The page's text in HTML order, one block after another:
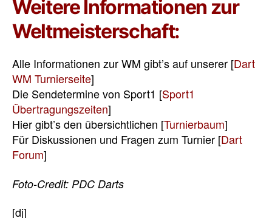
Weitere Informationen zur
Weltmeisterschaft:
Alle Informationen zur WM gibt’s auf unserer [Dart
WM Turnierseite]
Die Sendetermine von Sport1 [Sport1
Übertragungszeiten]
Hier gibt’s den übersichtlichen [Turnierbaum]
Für Diskussionen und Fragen zum Turnier [Dart
Forum]
Foto-Credit: PDC Darts
[dj]